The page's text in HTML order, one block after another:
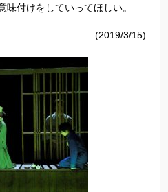
味付けをしていってほしい。
(2019/3/15)